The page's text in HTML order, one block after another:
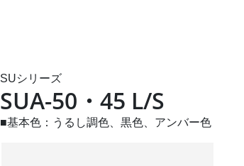
SUシリーズ
SUA-50・45 L/S
■基本色：うるし調色、黒色、アンバー色